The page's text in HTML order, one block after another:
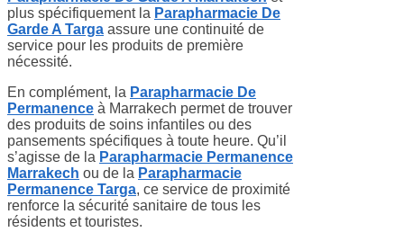
plus spécifiquement la Parapharmacie De
Garde A Targa assure une continuité de
service pour les produits de première
nécessité.
En complément, la Parapharmacie De
Permanence à Marrakech permet de trouver
des produits de soins infantiles ou des
pansements spécifiques à toute heure. Qu’il
s’agisse de la Parapharmacie Permanence
Marrakech ou de la Parapharmacie
Permanence Targa, ce service de proximité
renforce la sécurité sanitaire de tous les
résidents et touristes.